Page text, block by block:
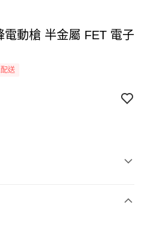
動槍 半金屬 FET 電子
送